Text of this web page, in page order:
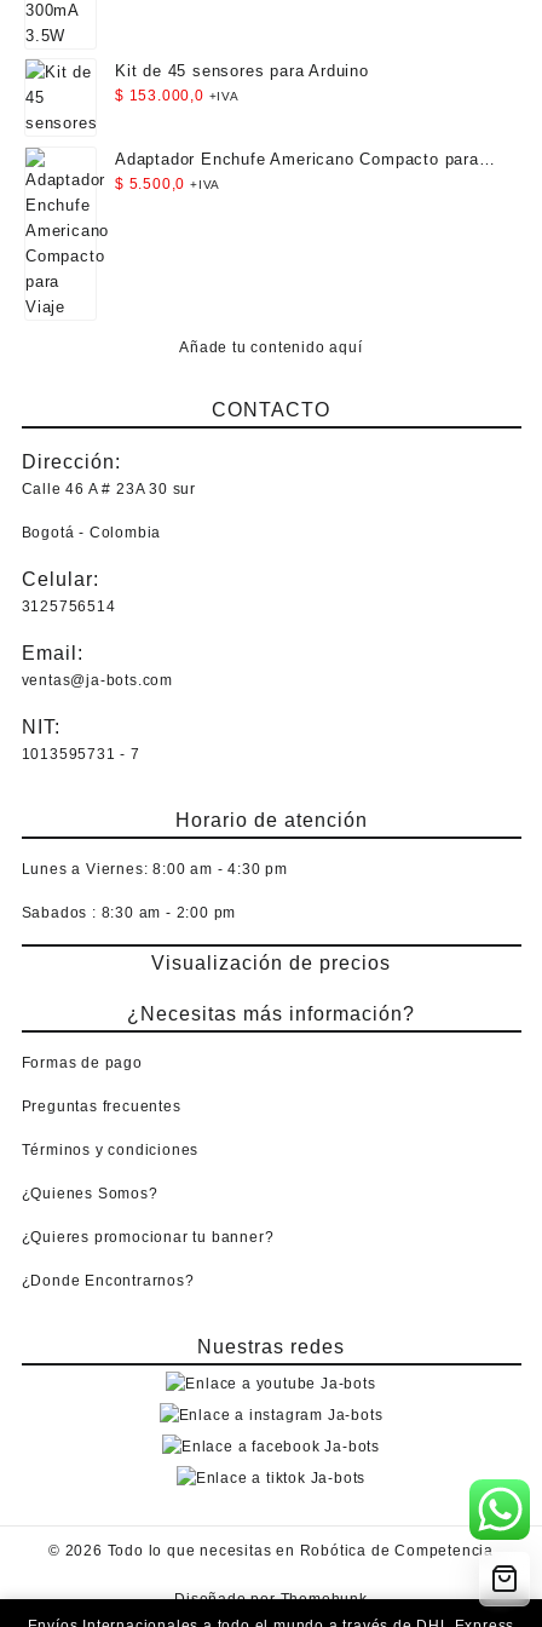
Kit de 45 sensores para Arduino
$ 153.000,0 +IVA
Adaptador Enchufe Americano Compacto para
Viaje
$ 5.500,0 +IVA
Añade tu contenido aquí
CONTACTO
Dirección:
Calle 46 A # 23A 30 sur
Bogotá - Colombia
Celular:
3125756514
Email:
ventas@ja-bots.com
NIT:
1013595731 - 7
Horario de atención
Lunes a Viernes: 8:00 am - 4:30 pm
Sabados : 8:30 am - 2:00 pm
Visualización de precios
¿Necesitas más información?
Formas de pago
Preguntas frecuentes
Términos y condiciones
¿Quienes Somos?
¿Quieres promocionar tu banner?
¿Donde Encontrarnos?
Nuestras redes
© 2026 Todo lo que necesitas en Robótica de Competencia
Diseñado por Themehunk